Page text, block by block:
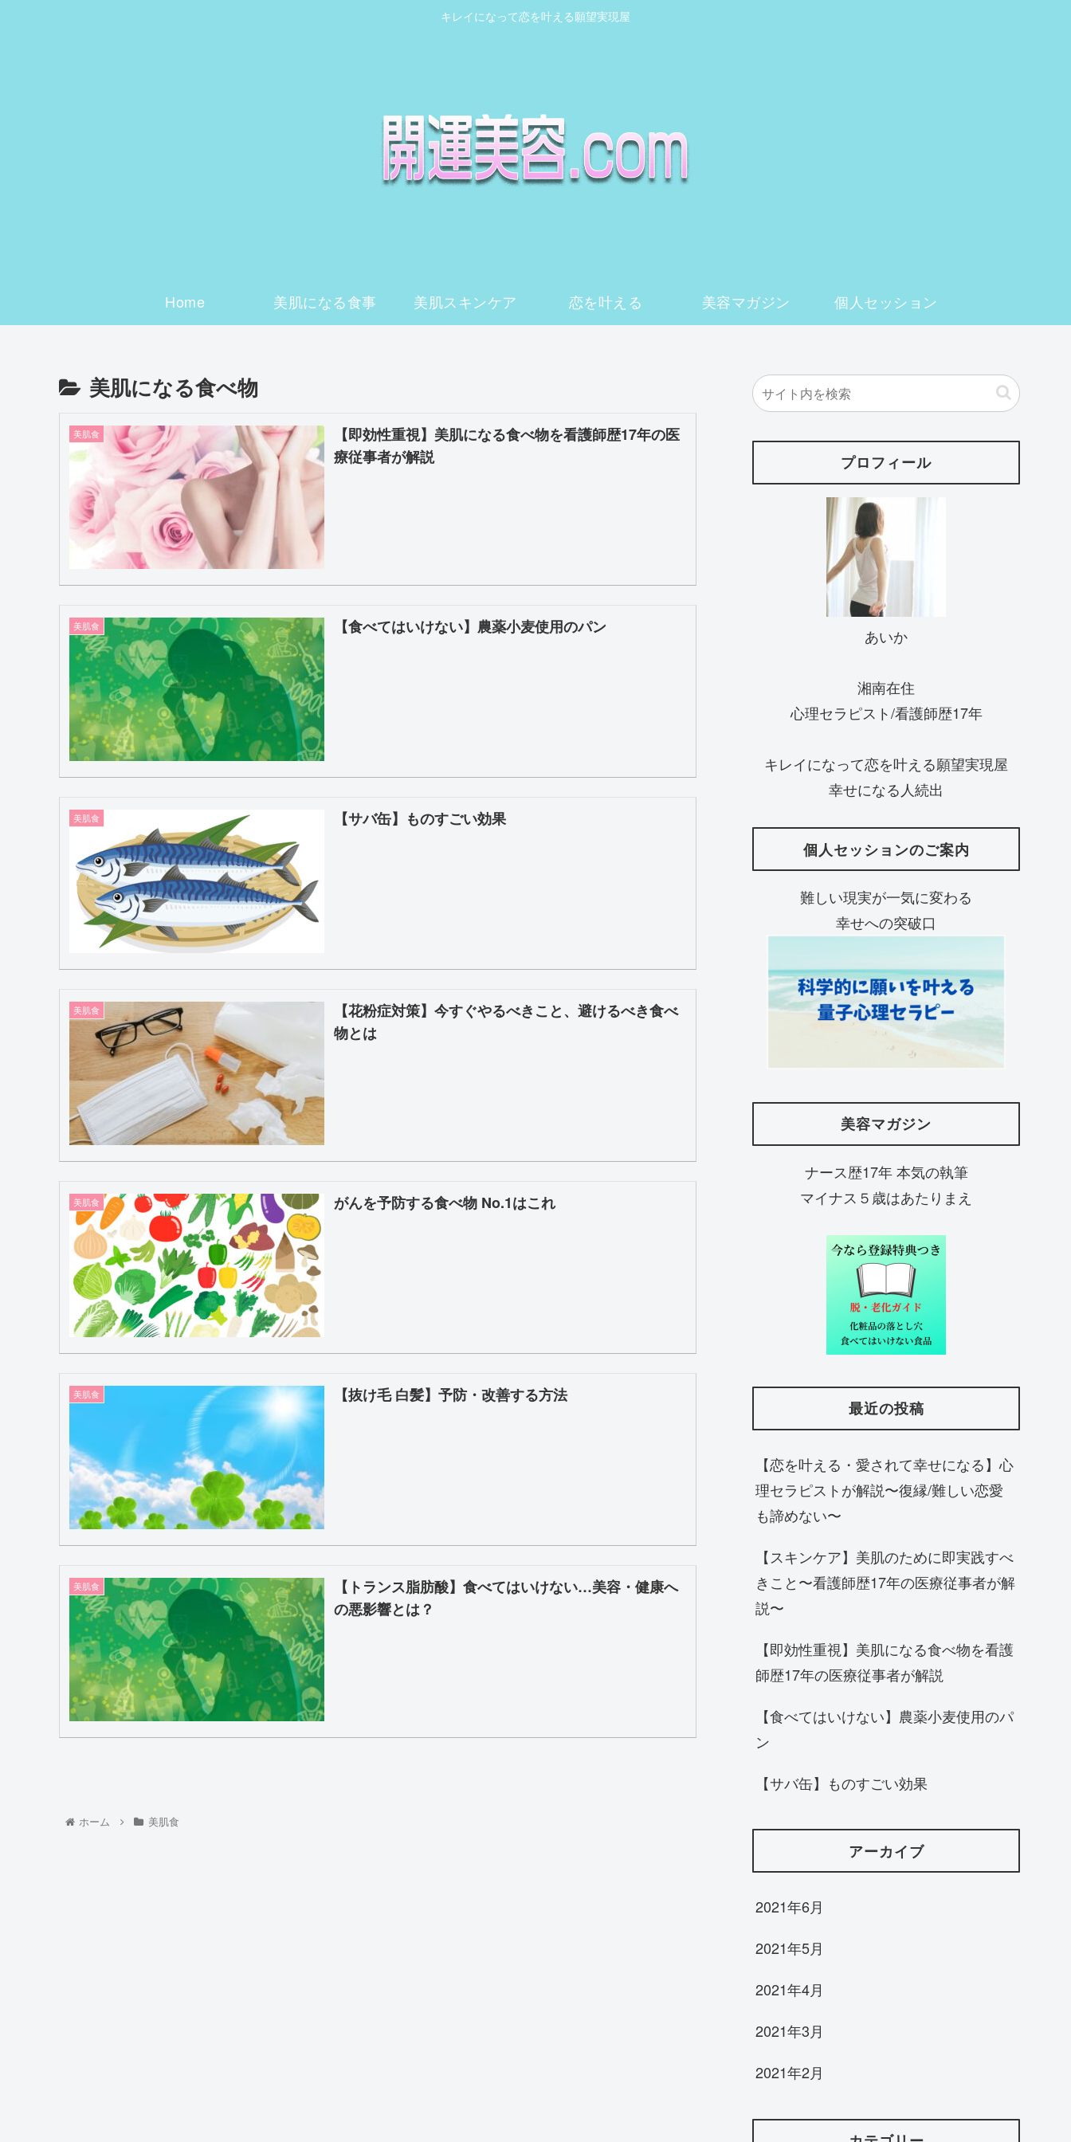
キレイになって恋を叶える願望実現屋
Home 美肌になる食事 美肌スキンケア 恋を叶える 美容マガジン 個人セッション
美肌になる食べ物
美肌食
【即効性重視】美肌になる食べ物を看護師歴17年の医
療従事者が解説
美肌食 【食べてはいけない】農薬小麦使用のパン
美肌食 【サバ缶】ものすごい効果
美肌食
【花粉症対策】今すぐやるべきこと、避けるべき食べ
物とは
美肌食 がんを予防する食べ物 No.1はこれ
美肌食 【抜け毛 白髪】予防・改善する方法
美肌食
【トランス脂肪酸】食べてはいけない…美容・健康へ
の悪影響とは？
ホーム 美肌食
プロフィール
あいか
湘南在住
心理セラピスト/看護師歴17年
キレイになって恋を叶える願望実現屋
幸せになる人続出
個人セッションのご案内
難しい現実が一気に変わる
幸せへの突破口
美容マガジン
ナース歴17年 本気の執筆
マイナス５歳はあたりまえ
最近の投稿
【恋を叶える・愛されて幸せになる】心
理セラピストが解説〜復縁/難しい恋愛
も諦めない〜
【スキンケア】美肌のために即実践すべ
きこと〜看護師歴17年の医療従事者が解
説〜
【即効性重視】美肌になる食べ物を看護
師歴17年の医療従事者が解説
【食べてはいけない】農薬小麦使用のパ
ン
【サバ缶】ものすごい効果
アーカイブ
2021年6月
2021年5月
2021年4月
2021年3月
2021年2月